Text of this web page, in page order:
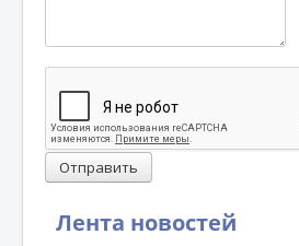
Лента новостей
Отправить